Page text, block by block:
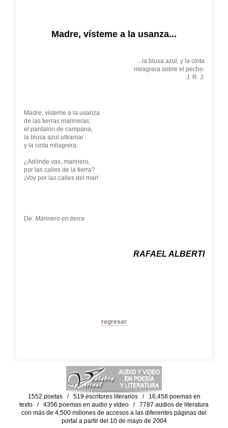
Madre, vísteme a la usanza...
...la blusa azul, y la cinta
milagrera sobre el pecho.
J. R. J.
Madre, vísteme a la usanza
de las tierras marineras:
el pantalón de campana,
la blusa azul ultramar
y la cinta milagrera.
¿Adónde vas, marinero,
por las calles de la tierra?
¡Voy por las calles del mar!
De: Marinero en tierra
RAFAEL ALBERTI
regresar
1552 poetas / 519 escritores literarios / 16,458 poemas en
texto / 4356 poemas en audio y video / 7787 audios de literatura
con más de 4,500 millones de accesos a las diferentes páginas del
portal a partir del 10 de mayo de 2004